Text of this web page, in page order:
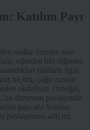
Katılım Payı
mallar üzerine olan
eşlerden biri diğerine,
mallarla ilgili
biçimi, çoğu zaman
olabiliyor. Örneğin,
bu durumun paylaşımda
payı söz konusu
paylaşılması adil mi,